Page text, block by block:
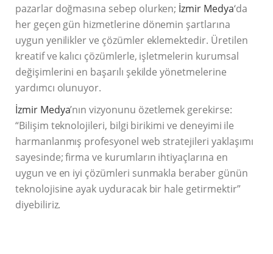
pazarlar doğmasına sebep olurken; İzmir Medya‘da
her geçen gün hizmetlerine dönemin şartlarına
uygun yenilikler ve çözümler eklemektedir. Üretilen
kreatif ve kalıcı çözümlerle, işletmelerin kurumsal
değişimlerini en başarılı şekilde yönetmelerine
yardımcı olunuyor.
İzmir Medya’nın vizyonunu özetlemek gerekirse:
“Bilişim teknolojileri, bilgi birikimi ve deneyimi ile
harmanlanmış profesyonel web stratejileri yaklaşımı
sayesinde; firma ve kurumların ihtiyaçlarına en
uygun ve en iyi çözümleri sunmakla beraber günün
teknolojisine ayak uyduracak bir hale getirmektir”
diyebiliriz.